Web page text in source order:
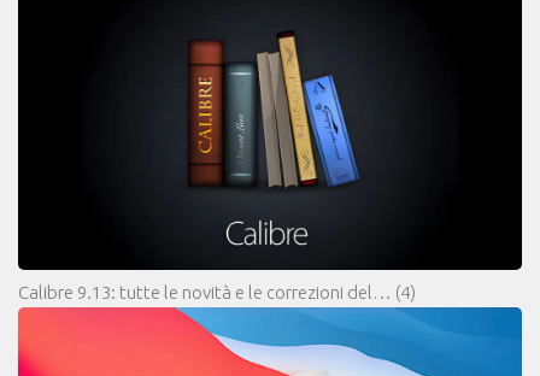
Calibre 9.13: tutte le novità e le correzioni del… (4)